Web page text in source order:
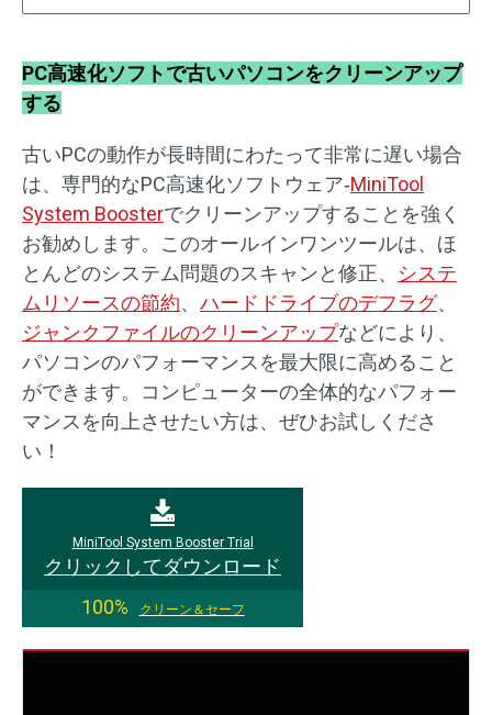
PC高速化ソフトで古いパソコンをクリーンアップ
する
古いPCの動作が長時間にわたって非常に遅い場合
は、専門的なPC高速化ソフトウェア‐MiniTool
System Boosterでクリーンアップすることを強く
お勧めします。このオールインワンツールは、ほ
とんどのシステム問題のスキャンと修正、 システ
ムリソースの節約、 ハードドライブのデフラグ、
ジャンクファイルのクリーンアップなどにより、
パソコンのパフォーマンスを最大限に高めること
ができます。コンピューターの全体的なパフォー
マンスを向上させたい方は、ぜひお試しくださ
い！
MiniTool System Booster Trial
クリックしてダウンロード
100%
クリーン＆セーフ